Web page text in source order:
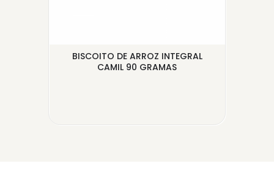
BISCOITO DE ARROZ INTEGRAL
CAMIL 90 GRAMAS